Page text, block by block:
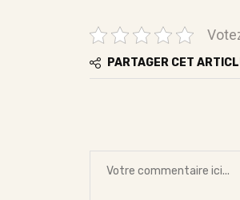
PARTAGER CET